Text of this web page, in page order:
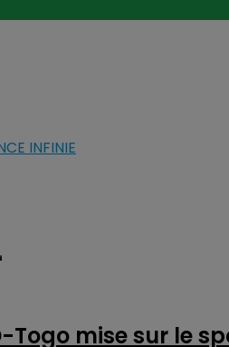
INFINIE
Togo mise sur le